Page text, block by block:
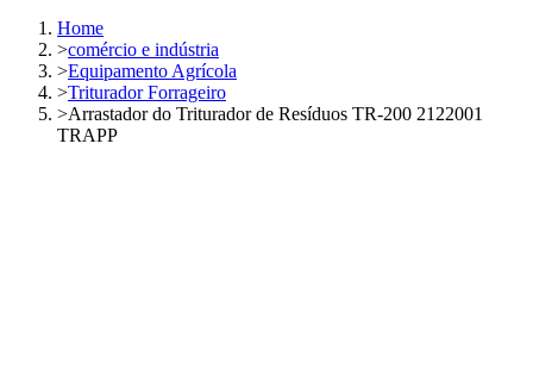
Home
>comércio e indústria
>Equipamento Agrícola
>Triturador Forrageiro
>Arrastador do Triturador de Resíduos TR-200 2122001
TRAPP